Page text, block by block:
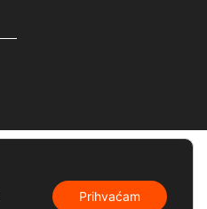
Prihvaćam